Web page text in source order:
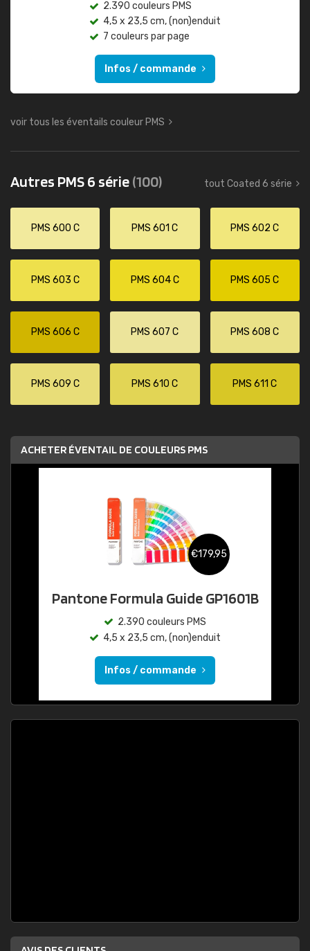
2.390 couleurs PMS
4,5 x 23,5 cm, (non)enduit
7 couleurs par page
Infos / commande
voir tous les éventails couleur PMS
Autres PMS 6 série(100) tout Coated 6 série
PMS 600 C PMS 601 C PMS 602 C
PMS 603 C PMS 604 C PMS 605 C
PMS 606 C PMS 607 C PMS 608 C
PMS 609 C PMS 610 C PMS 611 C
ACHETER ÉVENTAIL DE COULEURS PMS
€179,95
Pantone Formula Guide GP1601B
2.390 couleurs PMS
4,5 x 23,5 cm, (non)enduit
Infos / commande